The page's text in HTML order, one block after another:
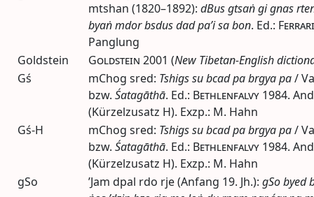
mtshan (1820–1892): dBus gtsaṅ gi gnas
byaṅ mdor bsdus dad pa’i sa bon. Ed.: Ferrari
Panglung
Goldstein
Goldstein 2001 (New Tibetan-English
Gś
mChog sred: Tshigs su bcad pa brgya pa/
bzw. Śatagāthā. Ed.: Bethlenfalvy 1984.
(Kürzelzusatz H). Exzp.: M. Hahn
Gś-H
mChog sred: Tshigs su bcad pa brgya pa/
bzw. Śatagāthā. Ed.: Bethlenfalvy 1984.
(Kürzelzusatz H). Exzp.: M. Hahn
gSo
’Jam dpal rdo rje (Anfang 19. Jh.): gSo byed